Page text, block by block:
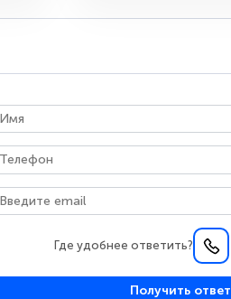
Где удобнее ответить?
Получить ответ